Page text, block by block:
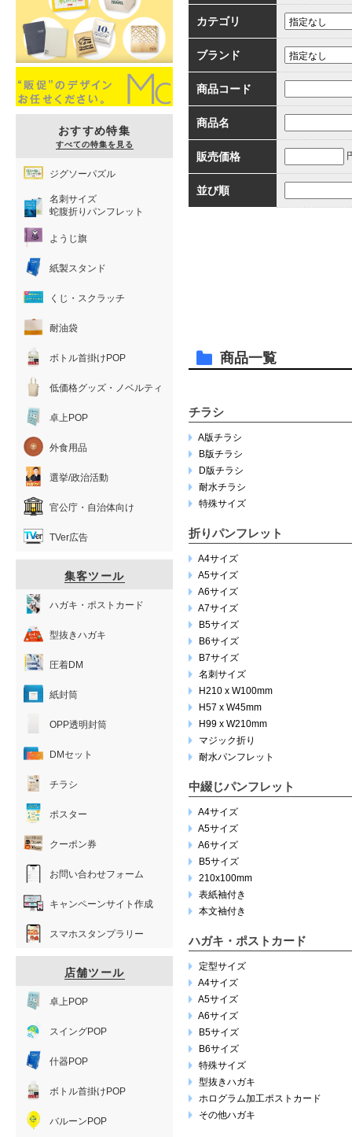
カテゴリ
ブランド
商品コード
商品名
販売価格
並び順
商品一覧
チラシ
A版チラシ
B版チラシ
D版チラシ
耐水チラシ
特殊サイズ
折りパンフレット
A4サイズ
A5サイズ
A6サイズ
A7サイズ
B5サイズ
B6サイズ
B7サイズ
名刺サイズ
H210 x W100mm
H57 x W45mm
H99 x W210mm
マジック折り
耐水パンフレット
中綴じパンフレット
A4サイズ
A5サイズ
A6サイズ
B5サイズ
210x100mm
表紙袖付き
本文袖付き
ハガキ・ポストカード
定型サイズ
A4サイズ
A5サイズ
A6サイズ
B5サイズ
B6サイズ
特殊サイズ
型抜きハガキ
ホログラム加工ポストカード
その他ハガキ
おすすめ特集
すべての特集を見る
ジグソーパズル
名刺サイズ
蛇腹折りパンフレット
ようじ旗
紙製スタンド
くじ・スクラッチ
耐油袋
ボトル首掛けPOP
低価格グッズ・ノベルティ
卓上POP
外食用品
選挙/政治活動
官公庁・自治体向け
TVer広告
集客ツール
ハガキ・ポストカード
型抜きハガキ
圧着DM
紙封筒
OPP透明封筒
DMセット
チラシ
ポスター
クーポン券
お問い合わせフォーム
キャンペーンサイト作成
スマホスタンプラリー
店舗ツール
卓上POP
スイングPOP
什器POP
ボトル首掛けPOP
バルーンPOP